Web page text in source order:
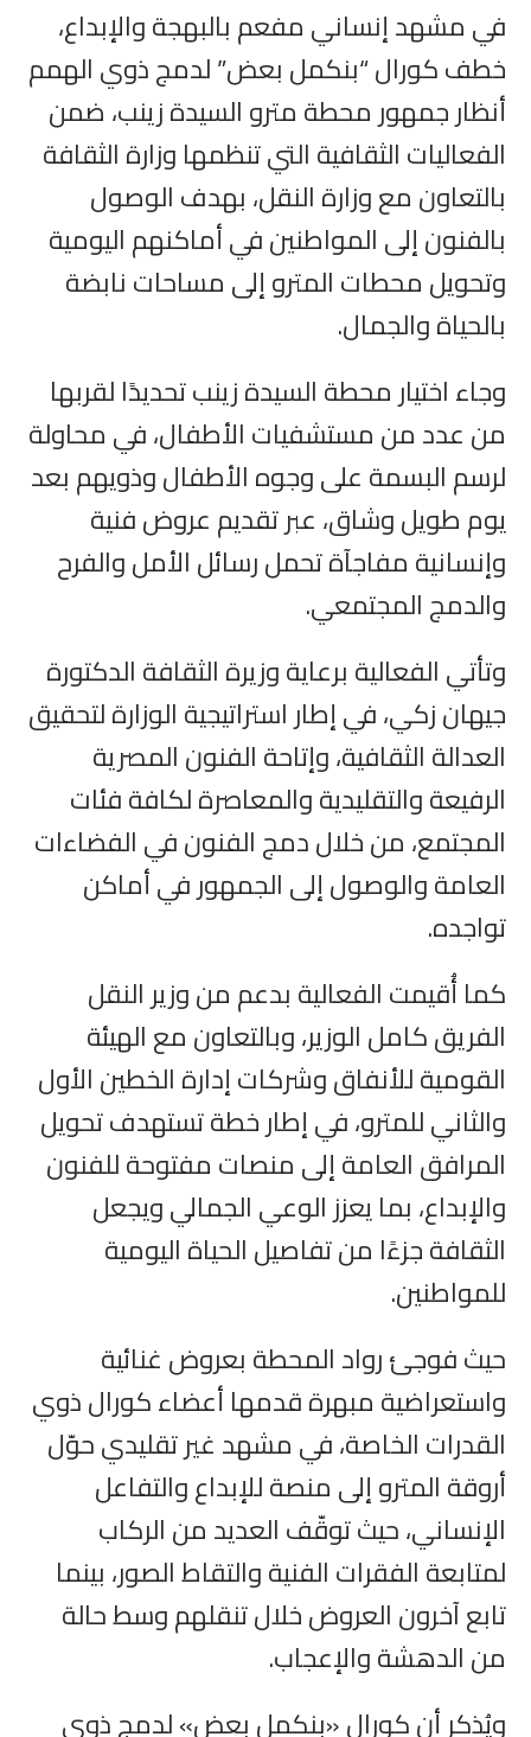
في مشهد إنساني مفعم بالبهجة والإبداع،
خطف كورال “بنكمل بعض” لدمج ذوي الهمم
أنظار جمهور محطة مترو السيدة زينب، ضمن
الفعاليات الثقافية التي تنظمها وزارة الثقافة
بالتعاون مع وزارة النقل، بهدف الوصول
بالفنون إلى المواطنين في أماكنهم اليومية
وتحويل محطات المترو إلى مساحات نابضة
بالحياة والجمال.
وجاء اختيار محطة السيدة زينب تحديدًا لقربها
من عدد من مستشفيات الأطفال، في محاولة
لرسم البسمة على وجوه الأطفال وذويهم بعد
يوم طويل وشاق، عبر تقديم عروض فنية
وإنسانية مفاجآة تحمل رسائل الأمل والفرح
والدمج المجتمعي.
وتأتي الفعالية برعاية وزيرة الثقافة الدكتورة
جيهان زكي، في إطار استراتيجية الوزارة لتحقيق
العدالة الثقافية، وإتاحة الفنون المصرية
الرفيعة والتقليدية والمعاصرة لكافة فئات
المجتمع، من خلال دمج الفنون في الفضاءات
العامة والوصول إلى الجمهور في أماكن
تواجده.
كما أُقيمت الفعالية بدعم من وزير النقل
الفريق كامل الوزير، وبالتعاون مع الهيئة
القومية للأنفاق وشركات إدارة الخطين الأول
والثاني للمترو، في إطار خطة تستهدف تحويل
المرافق العامة إلى منصات مفتوحة للفنون
والإبداع، بما يعزز الوعي الجمالي ويجعل
الثقافة جزءًا من تفاصيل الحياة اليومية
للمواطنين.
حيث فوجئ رواد المحطة بعروض غنائية
واستعراضية مبهرة قدمها أعضاء كورال ذوي
القدرات الخاصة، في مشهد غير تقليدي حوّل
أروقة المترو إلى منصة للإبداع والتفاعل
الإنساني، حيث توقّف العديد من الركاب
لمتابعة الفقرات الفنية والتقاط الصور، بينما
تابع آخرون العروض خلال تنقلهم وسط حالة
من الدهشة والإعجاب.
ويُذكر أن كورال «بنكمل بعض» لدمج ذوي